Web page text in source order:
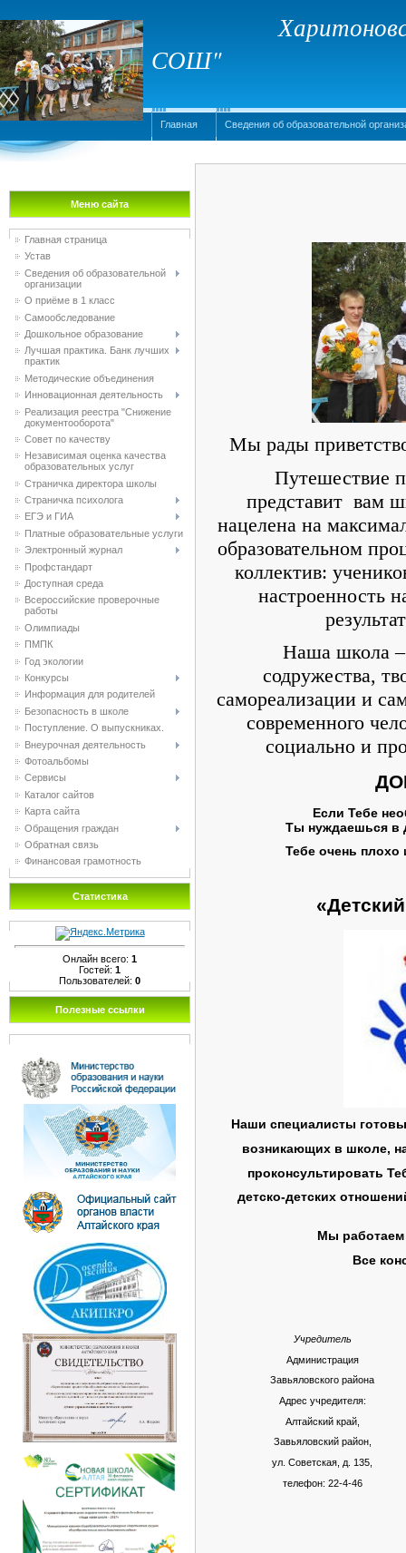
СОШ"
Главная Сведения об образовательной
Меню сайта
Главная страница
Устав
Сведения об образовательной
организации
О приёме в 1 класс
Самообследование
Дошкольное образование
Лучшая практика. Банк лучших
практик
Методические объединения
Инновационная деятельность
Реализация реестра "Снижение
документооборота"
Совет по качеству
Независимая оценка качества
образовательных услуг
Страничка директора школы
Страничка психолога
ЕГЭ и ГИА
Платные образовательные услуги
Электронный журнал
Профстандарт
Доступная среда
Всероссийские проверочные
работы
Олимпиады
ПМПК
Год экологии
Конкурсы
Информация для родителей
Безопасность в школе
Поступление. О выпускниках.
Внеурочная деятельность
Фотоальбомы
Сервисы
Каталог сайтов
Карта сайта
Обращения граждан
Обратная связь
Финансовая грамотность
Статистика
Онлайн всего: 1
Гостей: 1
Пользователей: 0
Полезные ссылки
Мы рады
Путешествие
представит вам
нацелена на
образовательном
коллектив:
настроенность
Наша школа –
содружества,
самореализации и
современного
социально и
Если Тебе
Ты нуждаешься в
Тебе очень плохо
Наши специалисты
возникающих в школе,
проконсультировать
детско-детских
Мы работаем
Все
Учредитель
Администрация
Завьяловского района
Адрес учредителя:
Алтайский край,
Завьяловский район,
ул. Советская, д. 135,
телефон: 22-4-46